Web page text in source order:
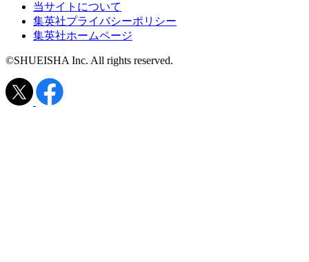
当サイトについて
集英社プライバシーポリシー
集英社ホームページ
©SHUEISHA Inc. All rights reserved.